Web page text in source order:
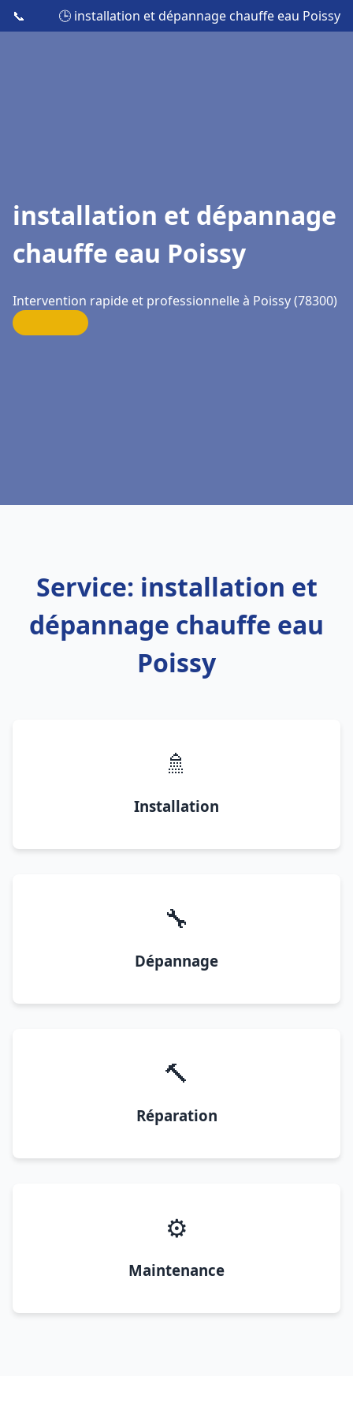
📞 🕒 installation et dépannage chauffe eau Poissy
installation et dépannage
chauffe eau Poissy
Intervention rapide et professionnelle à Poissy (78300)
Service: installation et
dépannage chauffe eau
Poissy
🚿
Installation
🔧
Dépannage
🔨
Réparation
⚙️
Maintenance